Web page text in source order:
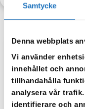
Samtycke
Denna webbplats
Vi använder
innehållet och
tillhandahålla
analysera vår
identifierare och
Anmäl dig
Vår sms-tjänst
om driftstörningar och
som fastighetsägare.